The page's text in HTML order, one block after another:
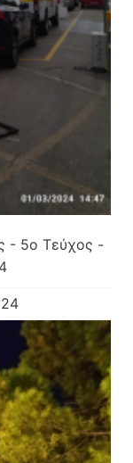
- 5ο Τεύχος -